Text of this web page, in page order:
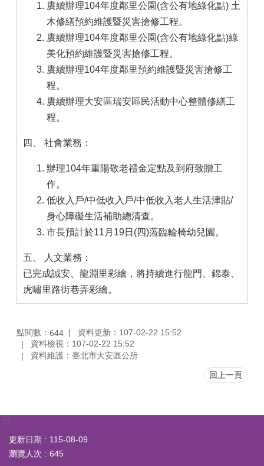
賡續辦理104年度鄰里公園(含公有地綠化點) 土
木修繕預約維護暨災害搶修工程。
賡續辦理104年度鄰里公園(含公有地綠化點)綠
美化預約維護暨災害搶修工程。
賡續辦理104年度鄰里預約維護暨災害搶修工
程。
賡續辦理大安區瑞安區民活動中心整體修繕工
程。
四、 社會業務：
辦理104年重陽敬老禮金定點及到府致贈工
作。
低收入戶/中低收入戶/中低收入老人生活津貼/
身心障礙生活補助總清查。
市長預計於11月19日(四)蒞臨輪椅幼兒園。
五、 人文業務：
已完成誠安、龍淵里彩繪，將持續進行龍門、錦泰、
虎嘯里路街巷弄彩繪。
點閱數： 644
資料更新：107-02-22 15:52
資料檢視：107-02-22 15:52
資料維護：臺北市大安區公所
回上一頁
:::
更新日期
115-08-09
瀏覽人次
645